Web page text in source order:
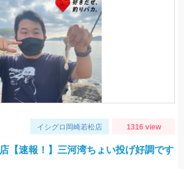
イシグロ岡崎若松店 1316 view
【速報！】三河湾ちょい投げ好調です